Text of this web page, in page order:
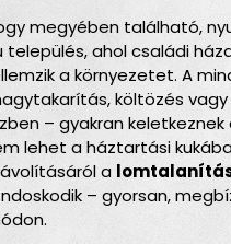
megyében található,
ahol családi
a környezetet. A
költözés vagy
– gyakran keletkeznek
lehet a háztartási
a
– gyorsan,